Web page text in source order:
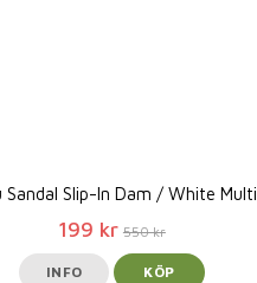
Sandal Slip-In Dam / White Multi
199 kr 550 kr
INFO KÖP